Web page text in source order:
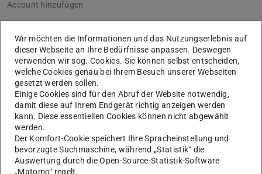
Account hinzufügen
Schritt 3
Geben Sie beiBenutzernameFolgendes ein:
Für Studierende
Für MitarbeitendeLinux: <TU-ID>@<Maildomain> –
z.B. ab12cdef@hrz.tu-darmstadt.de
Wählen Sie bei Accounttyp:
Tragen Sie beim Server für eintreffende E-Mailsfür
den IMAP Zugang Folgendes ein:
Wir möchten die Informationen und das Nutzungserlebnis auf
dieser Webseite an Ihre Bedürfnisse anpassen. Deswegen
verwenden wir sog. Cookies. Sie können selbst entscheiden,
welche Cookies genau bei Ihrem Besuch unserer Webseiten
gesetzt werden sollen.
Einige Cookies sind für den Abruf der Website notwendig,
damit diese auf Ihrem Endgerät richtig anzeigen werden
kann. Diese essentiellen Cookies können nicht abgewählt
werden.
Der Komfort-Cookie speichert Ihre Spracheinstellung und
bevorzugte Suchmaschine, während „Statistik“ die
Auswertung durch die Open-Source-Statistik-Software
„Matomo“ regelt.